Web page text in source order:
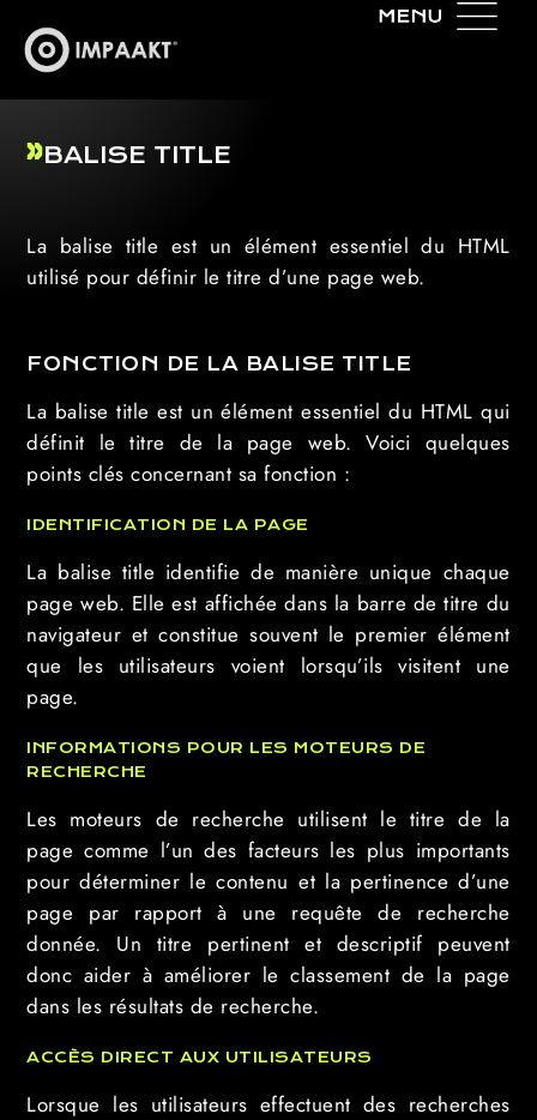
BALISE TITLE
La balise title est un élément essentiel du HTML
utilisé pour définir le titre d’une page web.
FONCTION DE LA BALISE TITLE
La balise title est un élément essentiel du HTML qui
définit le titre de la page web. Voici quelques
points clés concernant sa fonction :
IDENTIFICATION DE LA PAGE
La balise title identifie de manière unique chaque
page web. Elle est affichée dans la barre de titre du
navigateur et constitue souvent le premier élément
que les utilisateurs voient lorsqu’ils visitent une
page.
INFORMATIONS POUR LES MOTEURS DE
RECHERCHE
Les moteurs de recherche utilisent le titre de la
page comme l’un des facteurs les plus importants
pour déterminer le contenu et la pertinence d’une
page par rapport à une requête de recherche
donnée. Un titre pertinent et descriptif peuvent
donc aider à améliorer le classement de la page
dans les résultats de recherche.
ACCÈS DIRECT AUX UTILISATEURS
Lorsque les utilisateurs effectuent des recherches